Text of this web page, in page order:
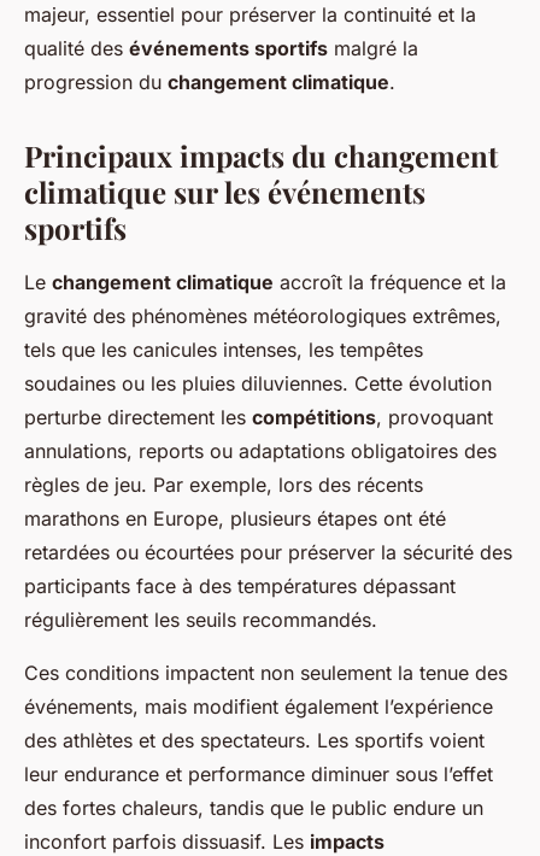
majeur, essentiel pour préserver la continuité et la
qualité des événements sportifs malgré la
progression du changement climatique.
Principaux impacts du changement
climatique sur les événements
sportifs
Le changement climatique accroît la fréquence et la
gravité des phénomènes météorologiques extrêmes,
tels que les canicules intenses, les tempêtes
soudaines ou les pluies diluviennes. Cette évolution
perturbe directement les compétitions, provoquant
annulations, reports ou adaptations obligatoires des
règles de jeu. Par exemple, lors des récents
marathons en Europe, plusieurs étapes ont été
retardées ou écourtées pour préserver la sécurité des
participants face à des températures dépassant
régulièrement les seuils recommandés.
Ces conditions impactent non seulement la tenue des
événements, mais modifient également l’expérience
des athlètes et des spectateurs. Les sportifs voient
leur endurance et performance diminuer sous l’effet
des fortes chaleurs, tandis que le public endure un
inconfort parfois dissuasif. Les impacts